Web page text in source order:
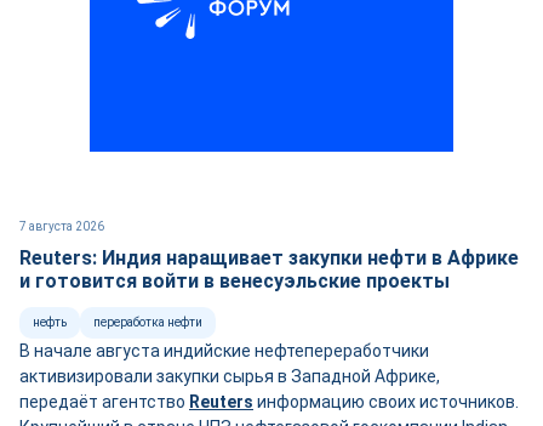
7 августа 2026
Reuters: Индия наращивает закупки нефти в Африке
и готовится войти в венесуэльские проекты
нефть переработка нефти
В начале августа индийские нефтепереработчики
активизировали закупки сырья в Западной Африке,
передаёт агентство Reuters информацию своих источников.